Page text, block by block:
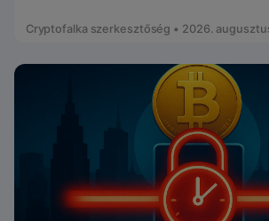
Cryptofalka szerkesztőség • 2026.